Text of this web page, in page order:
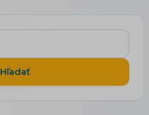
Hľadať